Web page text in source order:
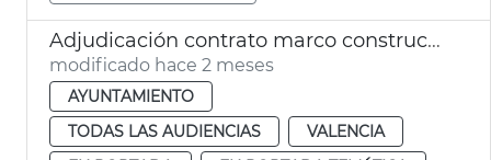
Adjudicación contrato marco construcción nichos cementerios municipales
modificado hace 2 meses
AYUNTAMIENTO
TODAS LAS AUDIENCIAS
VALENCIA